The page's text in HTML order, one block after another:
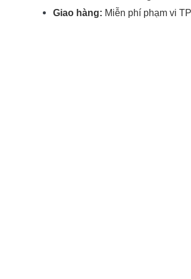
Giao hàng: Miễn phí phạm vi